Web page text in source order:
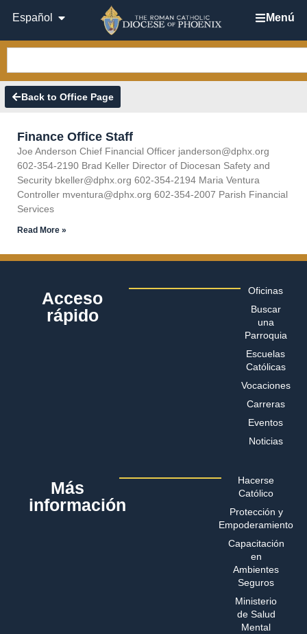
Español Menú
Back to Office Page
Finance Office Staff
Joe Anderson Chief Financial Officer janderson@dphx.org
602-354-2190 Brad Keller Director of Diocesan Safety and
Security bkeller@dphx.org 602-354-2194 Maria Ventura
Controller mventura@dphx.org 602-354-2007 Parish Financial
Services
Read More »
Acceso
rápido
Oficinas
Buscar
una
Parroquia
Escuelas
Católicas
Vocaciones
Carreras
Eventos
Noticias
Más
información
Hacerse
Católico
Protección y
Empoderamiento
Capacitación
en
Ambientes
Seguros
Ministerio
de Salud
Mental